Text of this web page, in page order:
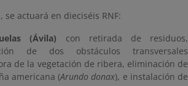
se actuará en dieciséis RNF:
(Ávila) con retirada de residuos,
de dos obstáculos transversales
de la vegetación de ribera, eliminación de
americana (Arundo donax), e instalación de